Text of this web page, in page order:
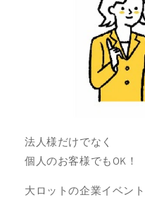
法人様だけでなく
個人のお客様でもOK！
大ロットの企業イベン